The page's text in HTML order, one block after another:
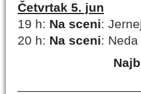
Četvrtak 5. jun
19 h: Na sceni:
20 h: Na sceni: